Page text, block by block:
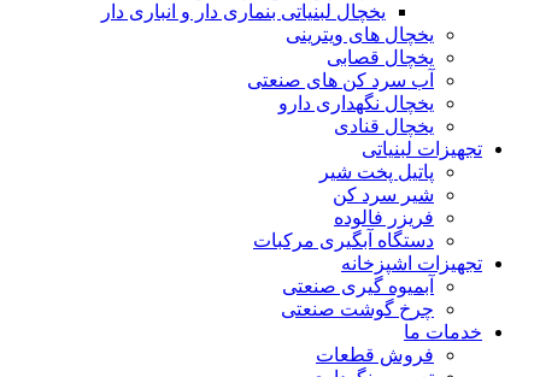
یخچال لبنیاتی بنماری دار و انباری دار
یخچال های ویترینی
یخچال قصابی
آب سرد کن های صنعتی
یخچال نگهداری دارو
یخچال قنادی
تجهیزات لبنیاتی
پاتیل پخت شیر
شیر سرد کن
فریزر فالوده
دستگاه آبگیری مرکبات
تجهیزات اشپزخانه
آبمیوه گیری صنعتی
چرخ گوشت صنعتی
خدمات ما
فروش قطعات